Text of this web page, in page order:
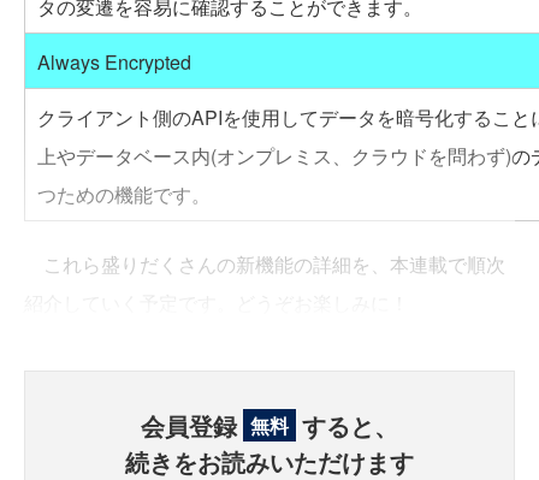
タの変遷を容易に確認することができます。
Always Encrypted
クライアント側のAPIを使用してデータを暗号化するこ
上やデータベース内(オンプレミス、クラウドを問わず)
つための機能です。
これら盛りだくさんの新機能の詳細を、本連載で順次
会員登録 無料 すると、
続きをお読みいただけます